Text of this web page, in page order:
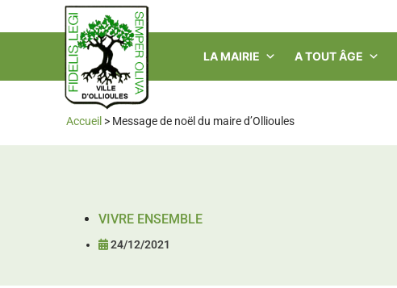
LA MAIRIE A TOUT ÂGE
Accueil > Message de noël du maire d’Ollioules
VIVRE ENSEMBLE
24/12/2021